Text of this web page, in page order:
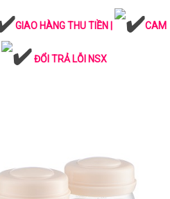
GIAO HÀNG THU TIỀN | CAM
ĐỔI TRẢ LỖI NSX